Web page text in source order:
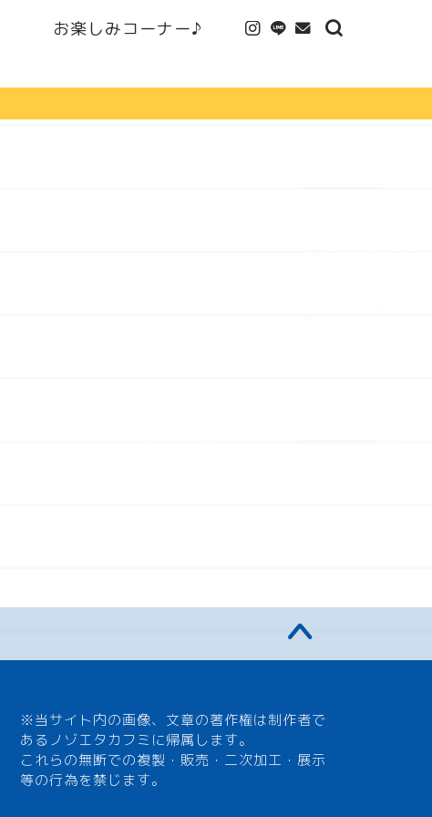
お楽しみコーナー♪
※当サイト内の画像、文章の著作権は制作者で
あるノゾエタカフミに帰属します。
これらの無断での複製・販売・二次加工・展示
等の行為を禁じます。